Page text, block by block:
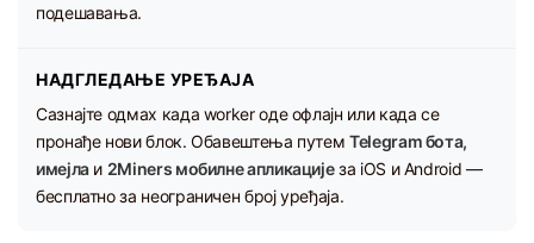
подешавања.
НАДГЛЕДАЊЕ УРЕЂАЈА
Сазнајте одмах када worker оде офлајн или када се
пронађе нови блок. Обавештења путемTelegram бота,
имејлаи 2Miners мобилне апликацијеза iOS и Android —
бесплатно за неограничен број уређаја.